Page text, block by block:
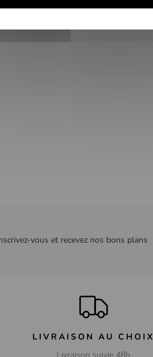
vous et recevez nos bons plans
LIVRAISON AU CHOIX